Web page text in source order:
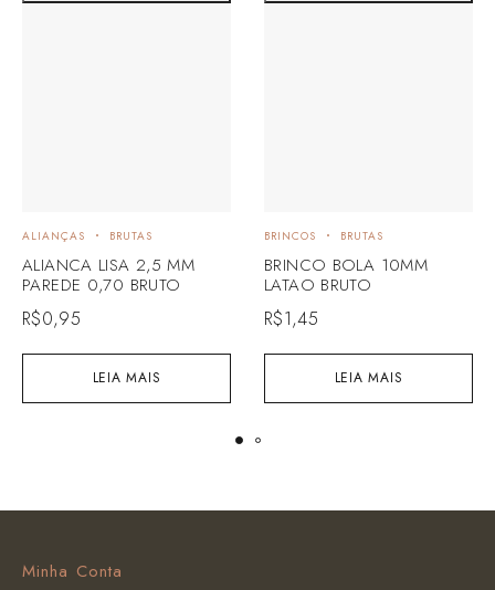
LEIA MAIS
ALIANÇAS BRUTAS
ALIANCA LISA 2,5 MM
PAREDE 0,70 BRUTO
R$0,95
LEIA MAIS
BRINCOS BRUTAS
BRINCO BOLA 10MM
LATAO BRUTO
R$1,45
Minha Conta